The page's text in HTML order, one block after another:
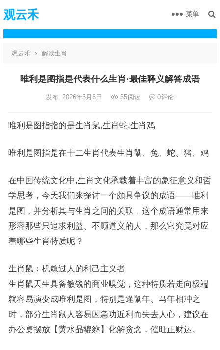
观云禾 菜单
观云禾 解读生肖
唯利是图指是代表什么生肖·最佳释义解答成语
发布: 2026年5月6日 55阅读 0评论
唯利是图指指的是生肖鼠,生肖蛇,生肖鸡
唯利是图指是在十二生肖代表生肖鼠、兔、蛇、猪、鸡
在中国传统文化中,生肖文化承载着丰富的象征意义和哲
学思考，今天我们来探讨一个颇具争议的成语——唯利
是图，并分析其与生肖之间的关联，这个成语通常用来
形容那些只追求利益、不顾道义的人，那么它究竟对应
着哪些生肖特质呢？
生肖鼠：机敏过人的利己主义者
生肖鼠天生具备敏锐的商业嗅觉，这种特质若走向极端
就容易演变成唯利是图，特别是逢鼠年、马年相冲之
时，部分生肖鼠人容易因急功近利而失去人心，建议在
办公桌摆放【黄水晶貔貅】化解贪念，催旺正财运。